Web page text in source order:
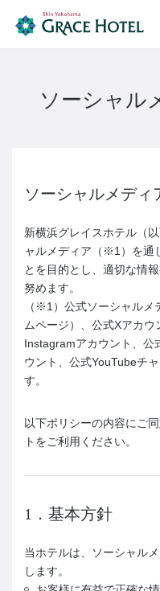
ソーシャル
ソーシャルメディ
新横浜グレイスホテル（
ャルメディア（※1）を通
とを目的とし、適切な情
努めます。
（※1）公式ソーシャルメ
ムページ）、公式Xアカ
Instagramアカウント、公
ウント、公式YouTubeチ
す。
以下ポリシーの内容にご
トをご利用ください。
1．基本方針
当ホテルは、ソーシャル
します。